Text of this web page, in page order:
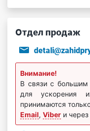
Отдел продаж
Внимание!
В связи с большим
для ускорения
принимаются
Email, Viber и